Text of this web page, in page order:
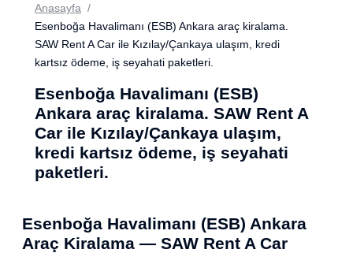
Anasayfa
Esenboğa Havalimanı (ESB) Ankara araç kiralama.
SAW Rent A Car ile Kızılay/Çankaya ulaşım, kredi
kartsız ödeme, iş seyahati paketleri.
Esenboğa Havalimanı (ESB)
Ankara araç kiralama. SAW Rent A
Car ile Kızılay/Çankaya ulaşım,
kredi kartsız ödeme, iş seyahati
paketleri.
Esenboğa Havalimanı (ESB) Ankara
Araç Kiralama — SAW Rent A Car